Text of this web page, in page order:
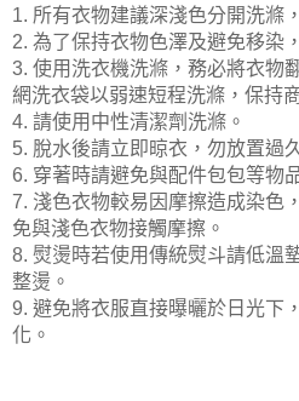
1. 所有衣物建議深淺色分開洗滌
2. 為了保持衣物色澤及避免移染
3. 使用洗衣機洗滌，務必將衣物
網洗衣袋以弱速短程洗滌，保持
4. 請使用中性清潔劑洗滌。
5. 脫水後請立即晾衣，勿放置過
6. 穿著時請避免與配件包包等物
7. 淺色衣物較易因摩擦造成染色
免與淺色衣物接觸摩擦。
8. 熨燙時若使用傳統熨斗請低溫
整燙。
9. 避免將衣服直接曝曬於日光下
化。